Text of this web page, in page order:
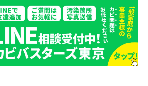
健康への配慮を最優先に
対応・無料相談受付中
書で保険対応を勝ち取る。プロの
ば分からない被害がある